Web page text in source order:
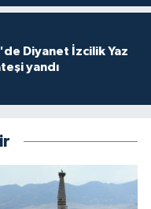
Diyanet İzcilik Yaz
yandı